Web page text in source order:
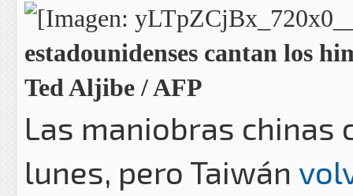
estadounidenses cantan los
Ted Aljibe / AFP
Las maniobras
lunes, pero Taiwán